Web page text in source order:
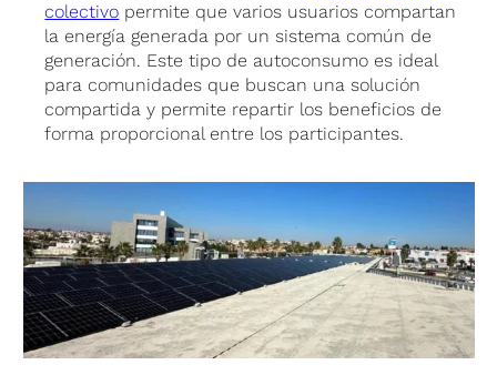
colectivo permite que varios usuarios compartan
la energía generada por un sistema común de
generación. Este tipo de autoconsumo es ideal
para comunidades que buscan una solución
compartida y permite repartir los beneficios de
forma proporcional entre los participantes.